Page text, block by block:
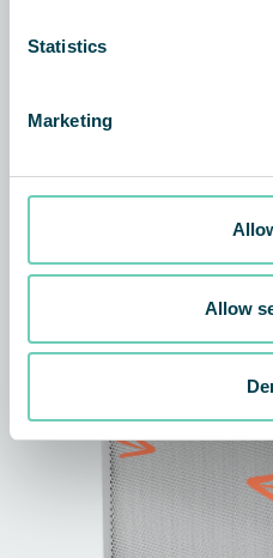
Statistics
Marketing
Allow